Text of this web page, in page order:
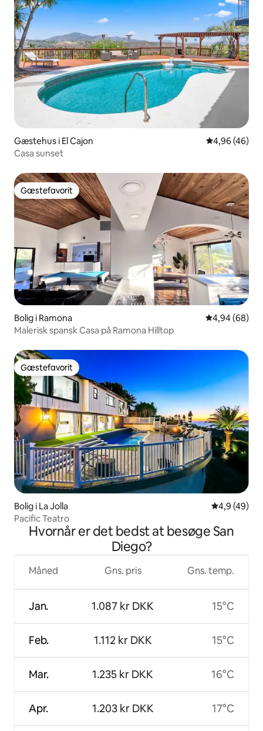
Gæstehus i El Cajon 4,96 ud af 5 i
4,96 (46)
Casa sunset
Gæstefavorit
Gæstefavorit
Bolig i Ramona 4,94 ud af 5 i
4,94 (68)
Malerisk spansk Casa på Ramona Hilltop
Gæstefavorit
Gæstefavorit
Bolig i La Jolla 4,9 ud af 5 i
4,9 (49)
Pacific Teatro
Hvornår er det bedst at besøge San
Diego?
Måned
Jan.
Feb.
Mar.
Apr.
Gns. pris
1.087 kr DKK
1.112 kr DKK
1.235 kr DKK
1.203 kr DKK
Gns. temp.
15°C
15°C
16°C
17°C